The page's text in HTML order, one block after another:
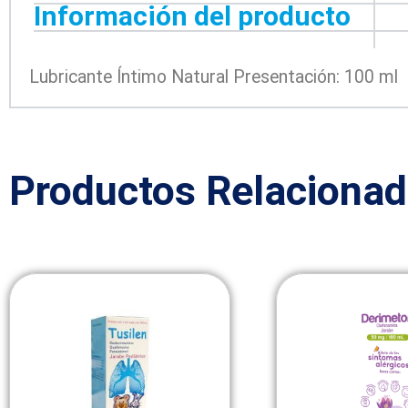
Información del producto
Lubricante Íntimo Natural Presentación: 100 ml
Productos